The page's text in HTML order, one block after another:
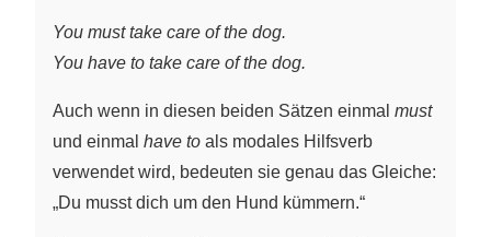
You must take care of the dog.
You have to take care of the dog.
Auch wenn in diesen beiden Sätzen einmal must
und einmal have to als modales Hilfsverb
verwendet wird, bedeuten sie genau das Gleiche:
„Du musst dich um den Hund kümmern.“